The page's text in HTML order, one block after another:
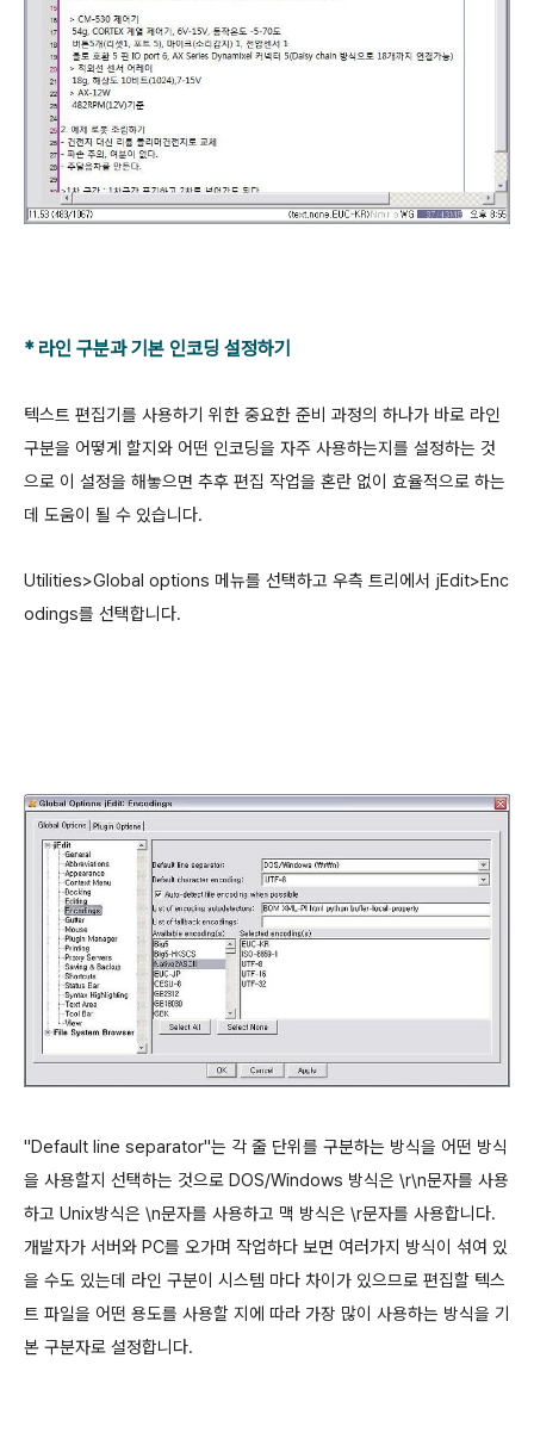
* 라인 구분과 기본 인코딩 설정하기
텍스트 편집기를 사용하기 위한 중요한 준비 과정의 하나가 바로 라인
구분을 어떻게 할지와 어떤 인코딩을 자주 사용하는지를 설정하는 것
으로 이 설정을 해놓으면 추후 편집 작업을 혼란 없이 효율적으로 하는
데 도움이 될 수 있습니다.
Utilities>Global options 메뉴를 선택하고 우측 트리에서 jEdit>Enc
odings를 선택합니다.
"Default line separator"는 각 줄 단위를 구분하는 방식을 어떤 방식
을 사용할지 선택하는 것으로 DOS/Windows 방식은 \r\n문자를 사용
하고 Unix방식은 \n문자를 사용하고 맥 방식은 \r문자를 사용합니다.
개발자가 서버와 PC를 오가며 작업하다 보면 여러가지 방식이 섞여 있
을 수도 있는데 라인 구분이 시스템 마다 차이가 있으므로 편집할 텍스
트 파일을 어떤 용도를 사용할 지에 따라 가장 많이 사용하는 방식을 기
본 구분자로 설정합니다.